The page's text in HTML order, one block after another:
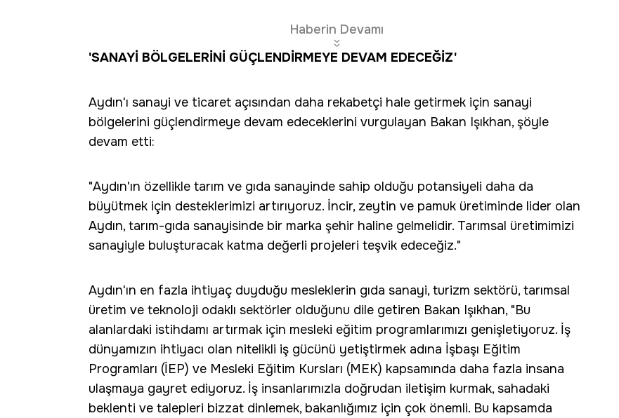
Haberin Devamı
'SANAYİ BÖLGELERİNİ GÜÇLENDİRMEYE DEVAM EDECEĞİZ'
Aydın'ı sanayi ve ticaret açısından daha rekabetçi hale getirmek için sanayi
bölgelerini güçlendirmeye devam edeceklerini vurgulayan Bakan Işıkhan, şöyle
devam etti:
"Aydın'ın özellikle tarım ve gıda sanayinde sahip olduğu potansiyeli daha da
büyütmek için desteklerimizi artırıyoruz. İncir, zeytin ve pamuk üretiminde lider olan
Aydın, tarım-gıda sanayisinde bir marka şehir haline gelmelidir. Tarımsal üretimimizi
sanayiyle buluşturacak katma değerli projeleri teşvik edeceğiz."
Aydın'ın en fazla ihtiyaç duyduğu mesleklerin gıda sanayi, turizm sektörü, tarımsal
üretim ve teknoloji odaklı sektörler olduğunu dile getiren Bakan Işıkhan, "Bu
alanlardaki istihdamı artırmak için mesleki eğitim programlarımızı genişletiyoruz. İş
dünyamızın ihtiyacı olan nitelikli iş gücünü yetiştirmek adına İşbaşı Eğitim
Programları (İEP) ve Mesleki Eğitim Kursları (MEK) kapsamında daha fazla insana
ulaşmaya gayret ediyoruz. İş insanlarımızla doğrudan iletişim kurmak, sahadaki
beklenti ve talepleri bizzat dinlemek, bakanlığımız için çok önemli. Bu kapsamda